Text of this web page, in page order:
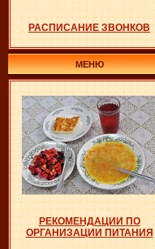
РАСПИСАНИЕ ЗВОНКОВ
МЕНЮ
РЕКОМЕНДАЦИИ ПО
ОРГАНИЗАЦИИ ПИТАНИЯ